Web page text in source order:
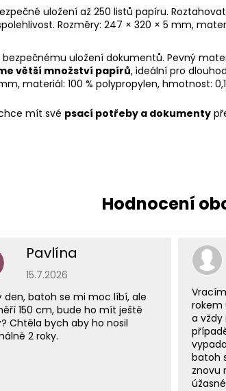
uložení až 250 listů papíru.
Rozměry: 247 × 320 × 5 mm,
uložení dokumentů. Pevný
větší množství papírů, ideální pro
materiál: 100 % polypropylen, hmotnost:
mít své psací potřeby a dokumenty
Pavlína
Hodnocení obchodu je 5 z 5 hvězdiček.
15.7.2026
den, batoh se mi moc líbí, ale
150 cm, bude ho mít ještě
Chtěla bych aby ho nosil
2 roky.
rokem
a vždy
batoh
znovu